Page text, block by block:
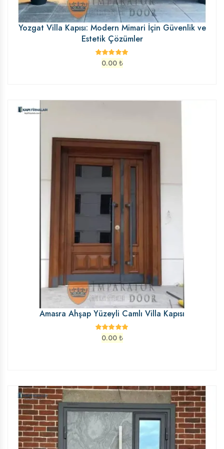
Yozgat Villa Kapısı: Modern Mimari İçin Güvenlik ve
Estetik Çözümler
0.00 ₺
Amasra Ahşap Yüzeyli Camlı Villa Kapısı
0.00 ₺